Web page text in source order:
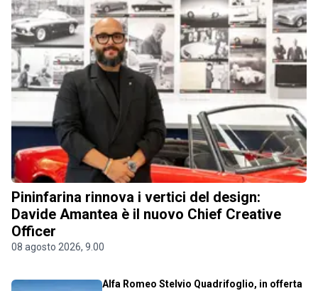
Pininfarina rinnova i vertici del design:
Davide Amantea è il nuovo Chief Creative
Officer
08 agosto 2026, 9.00
Alfa Romeo Stelvio Quadrifoglio, in offerta